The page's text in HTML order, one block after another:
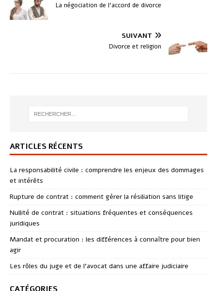
La négociation de l’accord de divorce
SUIVANT
Divorce et religion
ARTICLES RÉCENTS
La responsabilité civile : comprendre les enjeux des dommages
et intérêts
Rupture de contrat : comment gérer la résiliation sans litige
Nullité de contrat : situations fréquentes et conséquences
juridiques
Mandat et procuration : les différences à connaître pour bien
agir
Les rôles du juge et de l’avocat dans une affaire judiciaire